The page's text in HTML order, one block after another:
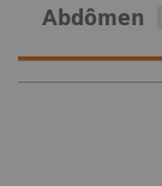
Abdômen